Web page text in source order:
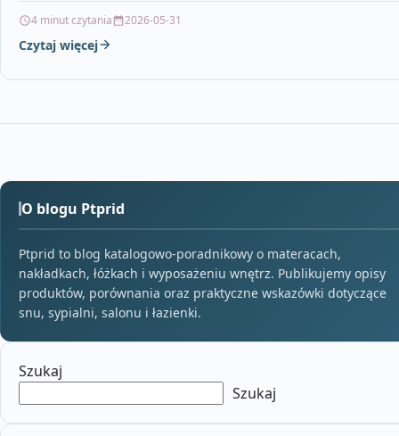
4 minut czytania 2026-05-31
Czytaj więcej
O blogu Ptprid
Ptprid to blog katalogowo-poradnikowy o materacach,
nakładkach, łóżkach i wyposażeniu wnętrz. Publikujemy opisy
produktów, porównania oraz praktyczne wskazówki dotyczące
snu, sypialni, salonu i łazienki.
Szukaj
Szukaj